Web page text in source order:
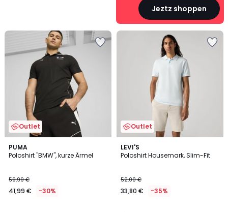
Jeztz shoppen
Outlet
PUMA
Poloshirt "BMW", kurze Ärmel
59,99 €
41,99 € -30%
Outlet
LEVI'S
Poloshirt Housemark, Slim-Fit
52,00 €
33,80 € -35%
5
/